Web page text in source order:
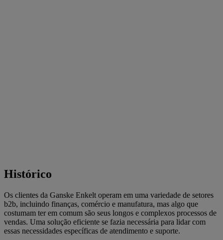
Histórico
Os clientes da Ganske Enkelt operam em uma variedade de setores
b2b, incluindo finanças, comércio e manufatura, mas algo que
costumam ter em comum são seus longos e complexos processos de
vendas. Uma solução eficiente se fazia necessária para lidar com
essas necessidades específicas de atendimento e suporte.